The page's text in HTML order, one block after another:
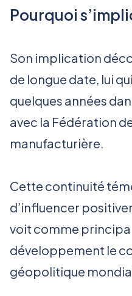
Pourquoi
Son implication
de longue date, lui
quelques années
avec la Fédération
manufacturière.
Cette continuité
d’influencer
voit comme
développement le
géopolitique